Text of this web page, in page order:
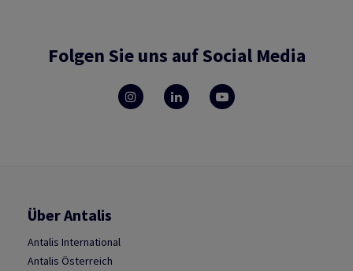
Folgen Sie uns auf Social Media
Über Antalis
Antalis International
Antalis Österreich